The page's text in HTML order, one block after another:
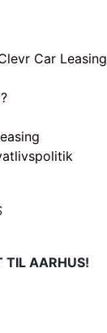
Car Leasing
TIL AARHUS!